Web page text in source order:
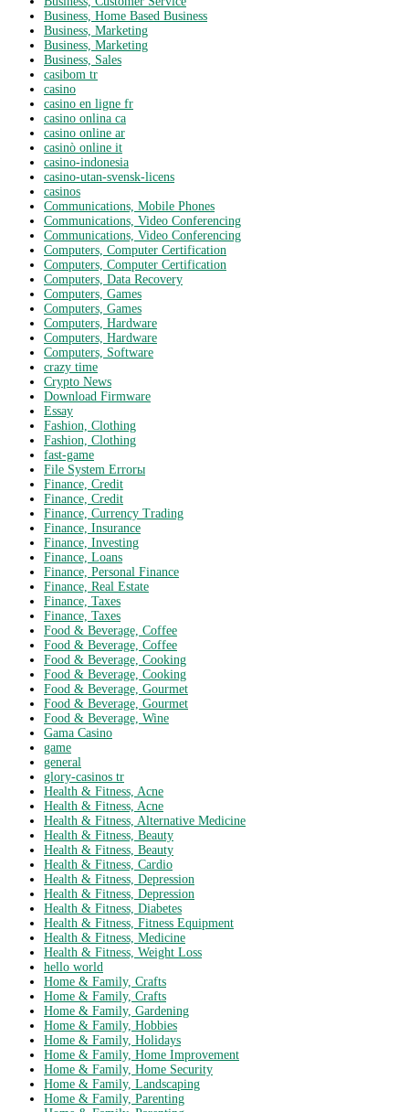
Business, Home Based Business
Business, Marketing
Business, Marketing
Business, Sales
casibom tr
casino
casino en ligne fr
casino onlina ca
casino online ar
casinò online it
casino-indonesia
casino-utan-svensk-licens
casinos
Communications, Mobile Phones
Communications, Video Conferencing
Communications, Video Conferencing
Computers, Computer Certification
Computers, Computer Certification
Computers, Data Recovery
Computers, Games
Computers, Games
Computers, Hardware
Computers, Hardware
Computers, Software
crazy time
Crypto News
Download Firmware
Essay
Fashion, Clothing
Fashion, Clothing
fast-game
File System Errorы
Finance, Credit
Finance, Credit
Finance, Currency Trading
Finance, Insurance
Finance, Investing
Finance, Loans
Finance, Personal Finance
Finance, Real Estate
Finance, Taxes
Finance, Taxes
Food & Beverage, Coffee
Food & Beverage, Coffee
Food & Beverage, Cooking
Food & Beverage, Cooking
Food & Beverage, Gourmet
Food & Beverage, Gourmet
Food & Beverage, Wine
Gama Casino
game
general
glory-casinos tr
Health & Fitness, Acne
Health & Fitness, Acne
Health & Fitness, Alternative Medicine
Health & Fitness, Beauty
Health & Fitness, Beauty
Health & Fitness, Cardio
Health & Fitness, Depression
Health & Fitness, Depression
Health & Fitness, Diabetes
Health & Fitness, Fitness Equipment
Health & Fitness, Medicine
Health & Fitness, Weight Loss
hello world
Home & Family, Crafts
Home & Family, Crafts
Home & Family, Gardening
Home & Family, Hobbies
Home & Family, Holidays
Home & Family, Home Improvement
Home & Family, Home Security
Home & Family, Landscaping
Home & Family, Parenting